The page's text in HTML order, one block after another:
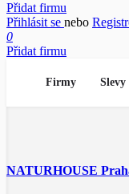
Přidat firmu
Přihlásit se nebo
0
Přidat firmu
Firmy Slevy
NATURHOUSE